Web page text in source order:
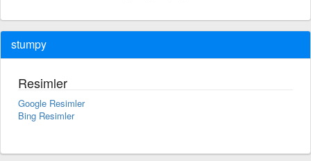
stumpy
Resimler
Google Resimler
Bing Resimler